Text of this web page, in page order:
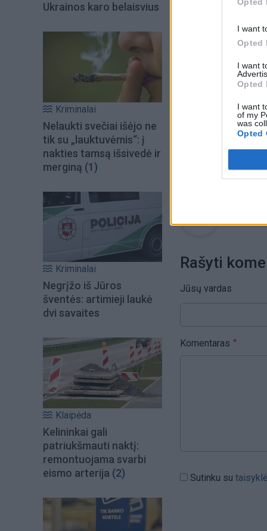
I want
Opted
I want
Opted
I want
of my
was
Opted
Ukrainos karo belaisvius
Kriminalai
Nelaukti svečiai išėjo ne
tik su „lauktuvėmis“: į
nakties tamsą išsivedė ir
merginą (1)
Kriminalai
Negrįžo iš Jūros
šventės: artimieji laukė
dvi savaites
Klaipėda
Kelininkai gali
patriukšmauti naktį:
remontuojama svarbi
eismo arterija (2)
Rašyti
Jūsų vardas
Komentaras
Sutinku su